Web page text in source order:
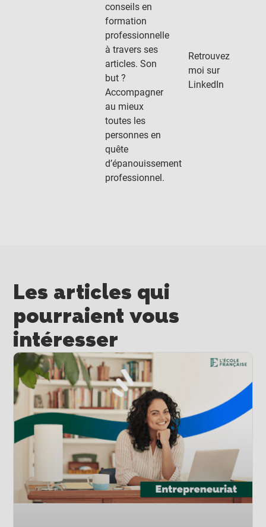
conseils en
formation
professionnelle
à travers ses
articles. Son
but ?
Accompagner
au mieux
toutes les
personnes en
quête
d’épanouissement
professionnel.
Retrouvez
moi sur
LinkedIn
Les articles qui
pourraient vous
intéresser